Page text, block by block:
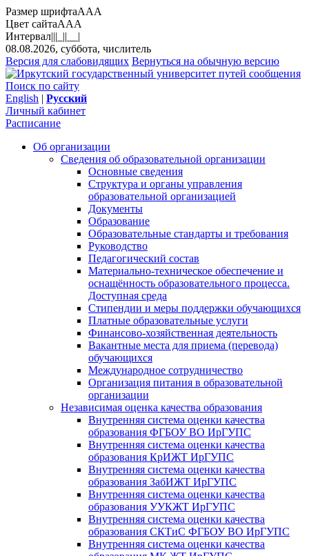
Размер шрифтаAAA
Цвет сайтаAAA
Интервал|||_||__|
08.08.2026, суббота, числитель
Версия для слабовидящих Вернуться на обычную версию
Поиск по сайту
English | Русский
Личный кабинет
Расписание
Об организации
Сведения об образовательной организации
Основные сведения
Структура и органы управления
образовательной организацией
Документы
Образование
Образовательные стандарты и требования
Руководство
Педагогический состав
Материально-техническое обеспечение и
оснащённость образовательного процесса.
Доступная среда
Стипендии и меры поддержки обучающихся
Платные образовательные услуги
Финансово-хозяйственная деятельность
Вакантные места для приема (перевода)
обучающихся
Международное сотрудничество
Организация питания в образовательной
организации
Независимая оценка качества образования
Внутренняя система оценки качества
образования ФГБОУ ВО ИрГУПС
Внутренняя система оценки качества
образования КрИЖТ ИрГУПС
Внутренняя система оценки качества
образования ЗабИЖТ ИрГУПС
Внутренняя система оценки качества
образования УУКЖТ ИрГУПС
Внутренняя система оценки качества
образования СКТиС ФГБОУ ВО ИрГУПС
Внутренняя система оценки качества